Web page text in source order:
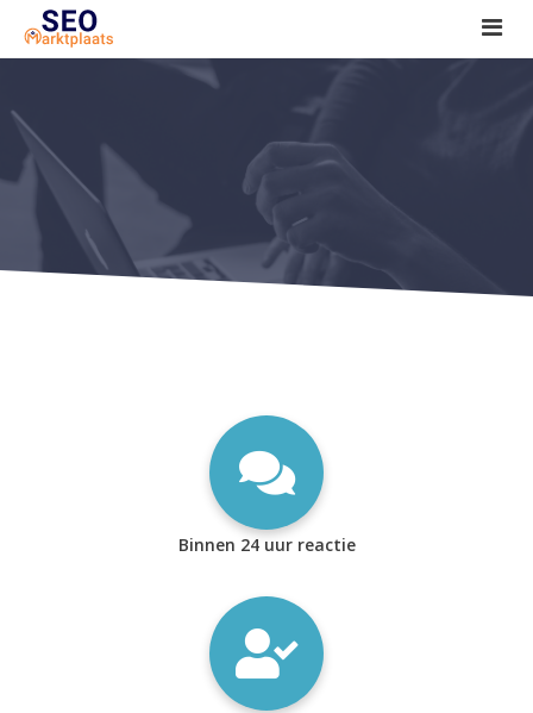
SEO tools reviews
Marketeer bij jou in de buurt?
Offerte
1. Seo voor beginners +
2. Onderzoeken +
Binnen 24 uur reactie